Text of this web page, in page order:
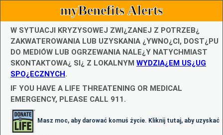
myBenefits Alerts
W SYTUACJI KRYZYSOWEJ ZWI¿ZANEJ Z POTRZEB¿
ZAKWATEROWANIA LUB UZYSKANIA ¿YWNO¿CI, DOST¿PU
DO MEDIÓW LUB OGRZEWANIA NALE¿Y NATYCHMIAST
SKONTAKTOWA¿ SI¿ Z LOKALNYM WYDZIA¿EM US¿UG
SPO¿ECZNYCH.
IF YOU HAVE A LIFE THREATENING OR MEDICAL
EMERGENCY, PLEASE CALL 911.
Masz moc, aby darować komuś życie. Kliknij tutaj, aby uzyskać